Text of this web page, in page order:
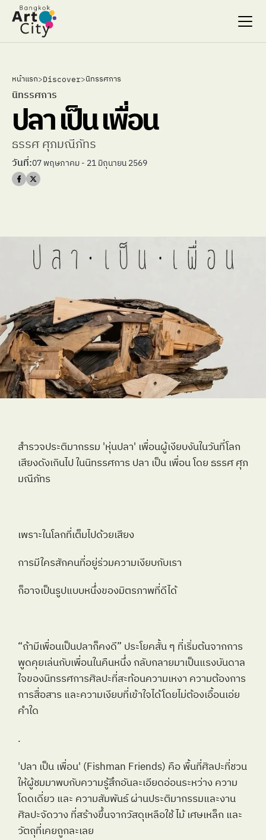
Search…
discover
exhibitions
stages & screenings
festivals & events
BAC Passport
inspiration
Search…
discover
exhibitions
stages & screenings
festivals & events
BAC Passport
inspiration
หน้าแรก>Discover>นิทรรศการ
นิทรรศการ
ปลา เป็น เพื่อน
ธรรศ ศุภมณีภัทร
วันที่:07 พฤษภาคม - 21 มิถุนายน 2569
สำรวจประติมากรรม 'หุ่นปลา' เพื่อนผู้เงียบงันในวันที่โลก
เสียงดังเกินไป ในนิทรรศการ ปลา เป็น เพื่อน โดย ธรรศ ศุภ
มณีภัทร
เพราะในโลกที่เต็มไปด้วยเสียง
การมีใครสักคนที่อยู่ร่วมความเงียบกับเรา
ก็อาจเป็นรูปแบบหนึ่งของมิตรภาพที่ดีได้
“ถ้ามีเพื่อนเป็นปลาก็คงดี” ประโยคสั้น ๆ ที่เริ่มต้นจากการ
พูดคุยเล่นกับเพื่อนในคืนหนึ่ง กลับกลายมาเป็นแรงบันดาล
ใจของนิทรรศการศิลปะที่สะท้อนความเหงา ความต้องการ
การสื่อสาร และความเงียบที่เข้าใจได้โดยไม่ต้องเอื้อนเอ่ย
คำใด
.
'ปลา เป็น เพื่อน' (Fishman Friends) คือ พื้นที่ศิลปะที่ชวน
ให้ผู้ชมมาพบกับความรู้สึกอันละเอียดอ่อนระหว่าง ความ
โดดเดี่ยว และ ความสัมพันธ์ ผ่านประติมากรรมและงาน
ศิลปะจัดวาง ที่สร้างขึ้นจากวัสดุเหลือใช้ ไม้ เศษเหล็ก และ
วัตถุที่เคยถูกละเลย